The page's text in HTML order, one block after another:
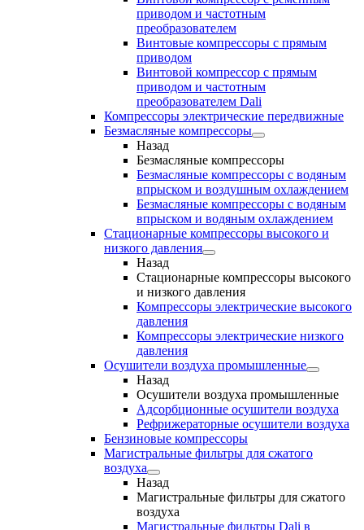
приводом и частотным
преобразователем
Винтовые компрессоры с прямым
приводом
Винтовой компрессор с прямым
приводом и частотным
преобразователем Dali
Компрессоры электрические передвижные
Безмасляные компрессоры
Назад
Безмасляные компрессоры
Безмасляные компрессоры с водяным
впрыском и воздушным охлаждением
Безмасляные компрессоры с водяным
впрыском и водяным охлаждением
Стационарные компрессоры высокого и
низкого давления
Назад
Стационарные компрессоры высокого
и низкого давления
Компрессоры электрические высокого
давления
Компрессоры электрические низкого
давления
Осушители воздуха промышленные
Назад
Осушители воздуха промышленные
Адсорбционные осушители воздуха
Рефрижераторные осушители воздуха
Бензиновые компрессоры
Магистральные фильтры для сжатого
воздуха
Назад
Магистральные фильтры для сжатого
воздуха
Магистральные фильтры Dali в